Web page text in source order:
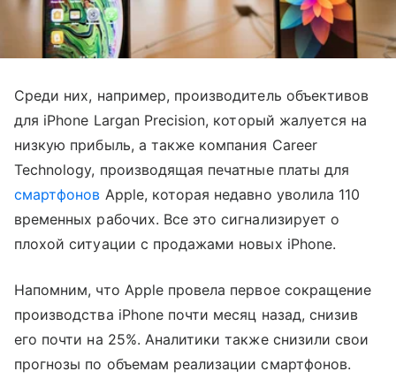
Среди них, например, производитель объективов
для iPhone Largan Precision, который жалуется на
низкую прибыль, а также компания Career
Technology, производящая печатные платы для
смартфонов Apple, которая недавно уволила 110
временных рабочих. Все это сигнализирует о
плохой ситуации с продажами новых iPhone.
Напомним, что Apple провела первое сокращение
производства iPhone почти месяц назад, снизив
его почти на 25%. Аналитики также снизили свои
прогнозы по объемам реализации смартфонов.